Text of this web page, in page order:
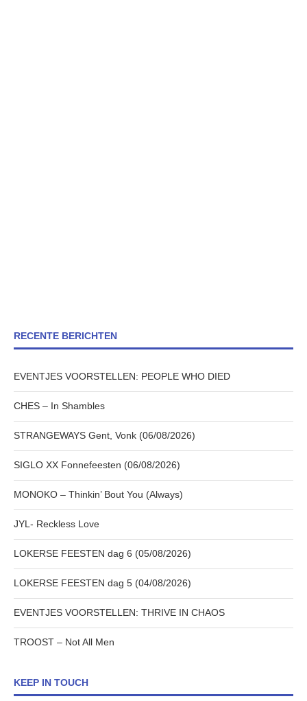
RECENTE BERICHTEN
EVENTJES VOORSTELLEN: PEOPLE WHO DIED
CHES – In Shambles
STRANGEWAYS Gent, Vonk (06/08/2026)
SIGLO XX Fonnefeesten (06/08/2026)
MONOKO – Thinkin’ Bout You (Always)
JYL- Reckless Love
LOKERSE FEESTEN dag 6 (05/08/2026)
LOKERSE FEESTEN dag 5 (04/08/2026)
EVENTJES VOORSTELLEN: THRIVE IN CHAOS
TROOST – Not All Men
KEEP IN TOUCH